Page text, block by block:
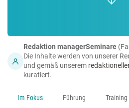
Redaktion managerSeminare
Die Inhalte werden von unserer
und gemäß unserem
kuratiert.
Im Fokus Führung Training